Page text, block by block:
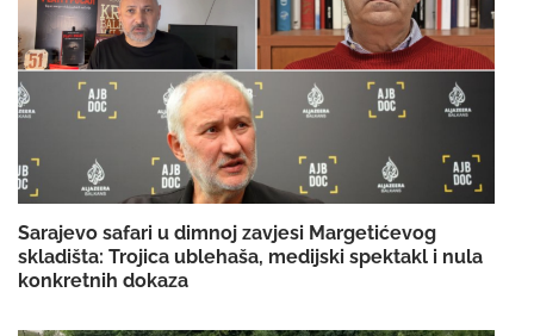
Sarajevo safari u dimnoj zavjesi Margetićevog
skladišta: Trojica ublehaša, medijski spektakl i nula
konkretnih dokaza